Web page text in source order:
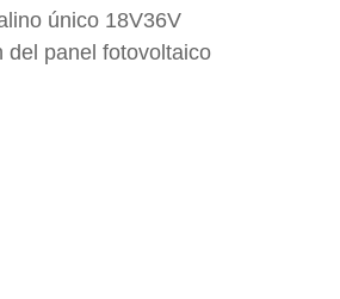
único 18V36V
del panel fotovoltaico